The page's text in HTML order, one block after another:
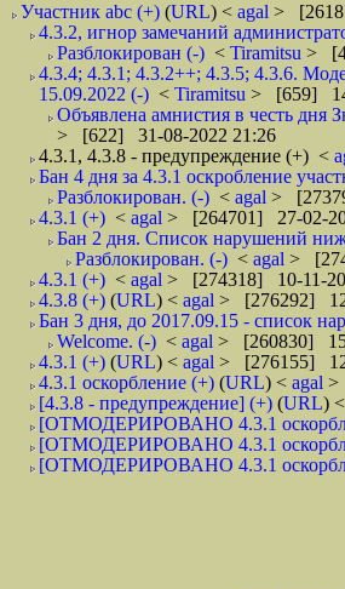
Участник abc (+) (URL) < agal >
4.3.2, игнор замечаний
Разблокирован (-) < Tiramitsu >
4.3.4; 4.3.1; 4.3.2++; 4.3.5; 4.3.6.
15.09.2022 (-) < Tiramitsu > [659]
Объявлена амнистия в честь дня
> [622] 31-08-2022 21:26
4.3.1, 4.3.8 - предупреждение (+) <
Бан 4 дня за 4.3.1 оскробление
Разблокирован. (-) < agal >
4.3.1 (+) < agal > [264701] 27-02-
Бан 2 дня. Список нарушений
Разблокирован. (-) < agal >
4.3.1 (+) < agal > [274318] 10-11-
4.3.8 (+) (URL) < agal > [276292]
Бан 3 дня, до 2017.09.15 - список
Welcome. (-) < agal > [260830]
4.3.1 (+) (URL) < agal > [276155]
4.3.1 оскорбление (+) (URL) < agal >
[4.3.8 - предупреждение] (+) (URL) <
[ОТМОДЕРИРОВАНО 4.3.1
[ОТМОДЕРИРОВАНО 4.3.1
[ОТМОДЕРИРОВАНО 4.3.1